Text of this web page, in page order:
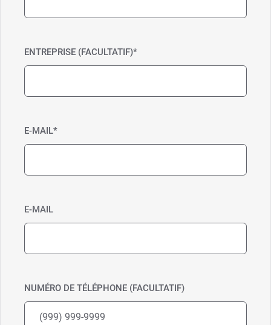
ENTREPRISE (FACULTATIF)*
E-MAIL*
E-MAIL
NUMÉRO DE TÉLÉPHONE (FACULTATIF)